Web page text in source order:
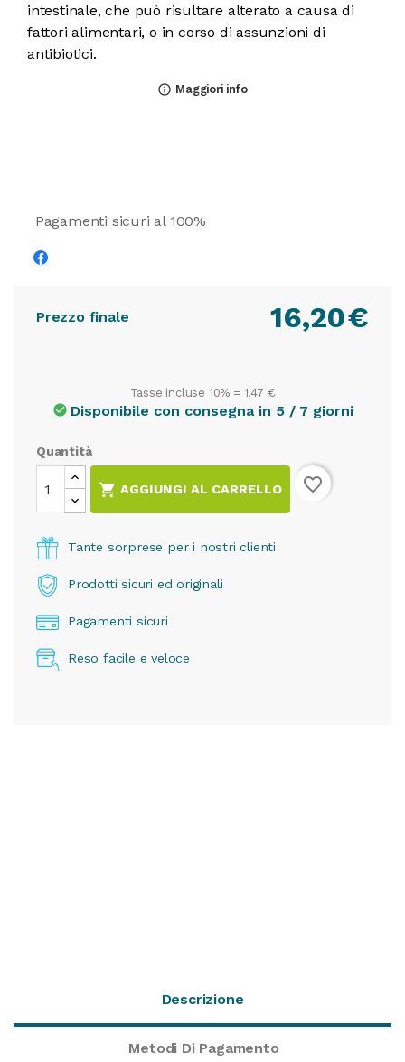
intestinale, che può risultare alterato a causa di
fattori alimentari, o in corso di assunzioni di
antibiotici.
info_outline Maggiori info
Pagamenti sicuri al 100%
Prezzo finale €
16,20
Tasse incluse 10% = 1,47 €
check_circle Disponibile con consegna in 5 / 7 giorni
Quantità
 AGGIUNGI AL CARRELLO favorite_border
Tante sorprese per i nostri clienti
Prodotti sicuri ed originali
Pagamenti sicuri
Reso facile e veloce
Descrizione
Metodi Di Pagamento